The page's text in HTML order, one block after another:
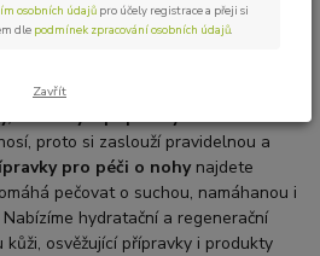
ruce – krémy,
balzámy a přípravky na chodidla.
proto si zaslouží pravidelnou a
pro péči o nohynajdete
pečovat o suchou, namáhanou i
hydratační a regenerační
osvěžující přípravky i produkty
osobních údajů pro účely registrace a přeji si
dle podmínek zpracování osobních údajů.
Zavřít